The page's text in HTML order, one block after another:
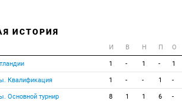
ИСТОРИЯ
И В Н П О
1 - 1 - 1
Квалификация 1 - - 1 -
Основной турнир 8 1 1 6 -